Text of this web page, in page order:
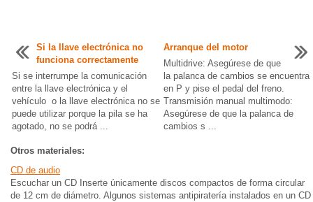
Si la llave electrónica no
funciona correctamente
Si se interrumpe la comunicación
entre la llave electrónica y el
vehículo o la llave electrónica no se
puede utilizar porque la pila se ha
agotado, no se podrá ...
Arranque del motor
Multidrive: Asegúrese de que
la palanca de cambios se encuentra
en P y pise el pedal del freno.
Transmisión manual multimodo:
Asegúrese de que la palanca de
cambios s ...
Otros materiales:
CD de audio
Escuchar un CD Inserte únicamente discos compactos de forma circular
de 12 cm de diámetro. Algunos sistemas antipiratería instalados en un CD